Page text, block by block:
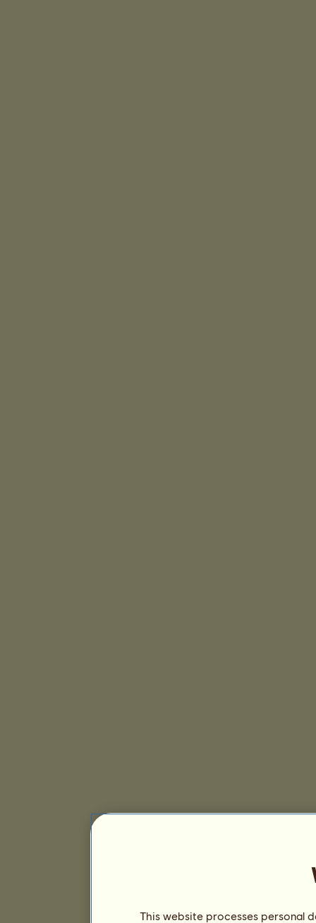
This website processes personal